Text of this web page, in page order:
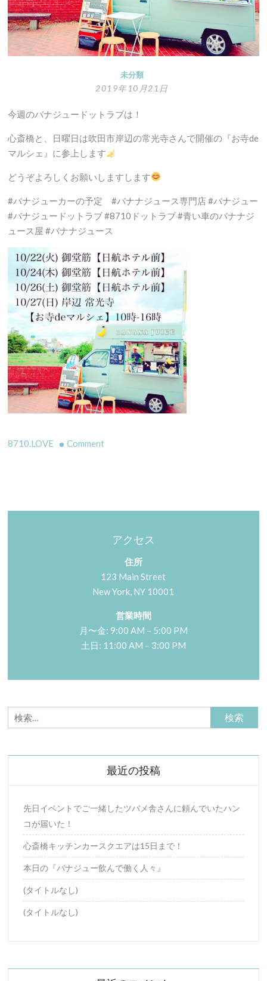
未分類
2019年10月21日
今週のバナジュードットラブは！
心斎橋と、日曜日は吹田市岸辺の常光寺さんで開催の『お寺de
マルシェ』に参上します
どうぞよろしくお願いしますします
#バナジューカーの予定 #バナナジュース専門店 #バナジュー
#バナジュードットラブ #8710ドットラブ #青い車のバナナジ
ュース屋 #バナナジュース
8710.LOVE Commenton
アクセス
住所
123 Main Street
New York, NY 10001
営業時間
月〜金: 9:00 AM – 5:00 PM
土日: 11:00 AM – 3:00 PM
索:
最近の投稿
先日イベントでご一緒したツバメ舎さんに頼んでいたハン
コが届いた！
心斎橋キッチンカースクエアは15日まで！
本日の『バナジュー飲んで働く人々』
(タイトルなし)
(タイトルなし)